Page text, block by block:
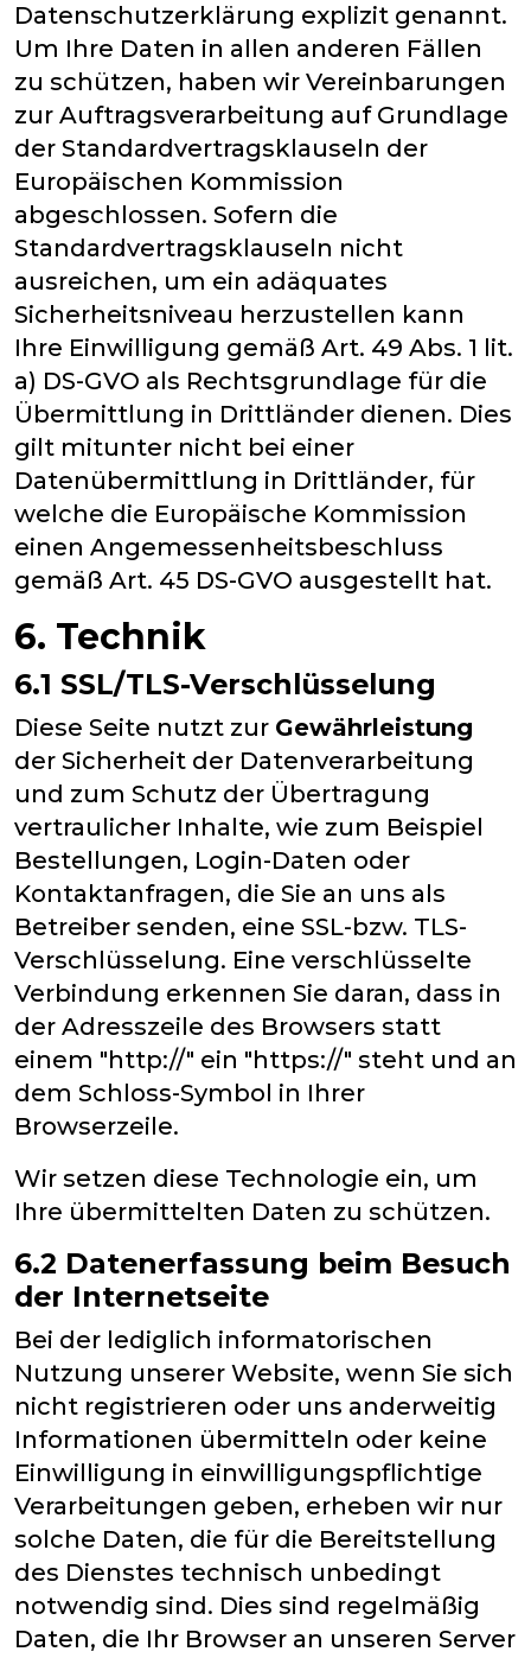
Datenschutzerklärung explizit genannt.
Um Ihre Daten in allen anderen Fällen
zu schützen, haben wir Vereinbarungen
zur Auftragsverarbeitung auf Grundlage
der Standardvertragsklauseln der
Europäischen Kommission
abgeschlossen. Sofern die
Standardvertragsklauseln nicht
ausreichen, um ein adäquates
Sicherheitsniveau herzustellen kann
Ihre Einwilligung gemäß Art. 49 Abs. 1 lit.
a) DS-GVO als Rechtsgrundlage für die
Übermittlung in Drittländer dienen. Dies
gilt mitunter nicht bei einer
Datenübermittlung in Drittländer, für
welche die Europäische Kommission
einen Angemessenheitsbeschluss
gemäß Art. 45 DS-GVO ausgestellt hat.
6. Technik
6.1 SSL/TLS-Verschlüsselung
Diese Seite nutzt zur Gewährleistung
der Sicherheit der Datenverarbeitung
und zum Schutz der Übertragung
vertraulicher Inhalte, wie zum Beispiel
Bestellungen, Login-Daten oder
Kontaktanfragen, die Sie an uns als
Betreiber senden, eine SSL-bzw. TLS-
Verschlüsselung. Eine verschlüsselte
Verbindung erkennen Sie daran, dass in
der Adresszeile des Browsers statt
einem "http://" ein "https://" steht und an
dem Schloss-Symbol in Ihrer
Browserzeile.
Wir setzen diese Technologie ein, um
Ihre übermittelten Daten zu schützen.
6.2 Datenerfassung beim Besuch
der Internetseite
Bei der lediglich informatorischen
Nutzung unserer Website, wenn Sie sich
nicht registrieren oder uns anderweitig
Informationen übermitteln oder keine
Einwilligung in einwilligungspflichtige
Verarbeitungen geben, erheben wir nur
solche Daten, die für die Bereitstellung
des Dienstes technisch unbedingt
notwendig sind. Dies sind regelmäßig
Daten, die Ihr Browser an unseren Server